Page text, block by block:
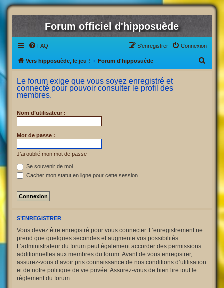
Forum officiel d'hipposuède
FAQ Connexion
S’enregistrer
Vers hipposuède, le jeu ! Forum d'hipposuède
Le forum exige que vous soyez enregistré et
connecté pour pouvoir consulter le profil des
membres.
Nom d’utilisateur :
Mot de passe :
J’ai oublié mon mot de passe
Se souvenir de moi
Cacher mon statut en ligne pour cette session
S’ENREGISTRER
Vous devez être enregistré pour vous connecter. L’enregistrement ne
prend que quelques secondes et augmente vos possibilités.
L’administrateur du forum peut également accorder des permissions
additionnelles aux membres du forum. Avant de vous enregistrer,
assurez-vous d’avoir pris connaissance de nos conditions d’utilisation
et de notre politique de vie privée. Assurez-vous de bien lire tout le
règlement du forum.